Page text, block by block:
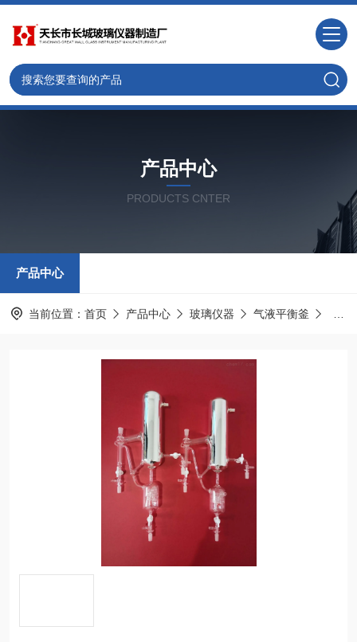
产品中心
PRODUCTS CNTER
产品中心
当前位置： 首页 产品中心 玻璃仪器 气液平衡釜